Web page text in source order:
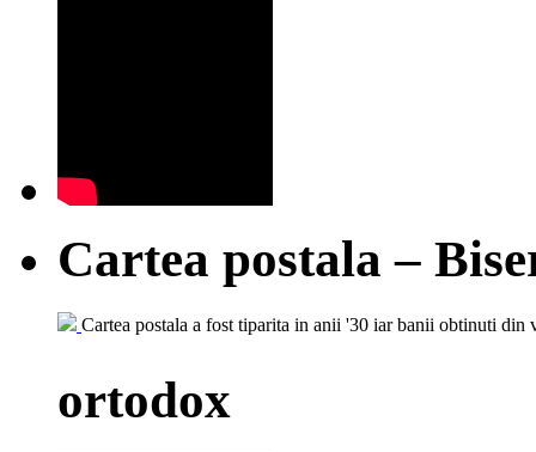
Cartea postala –
Cartea postala a fost tiparita in anii '30 iar banii obtinuti
ortodox